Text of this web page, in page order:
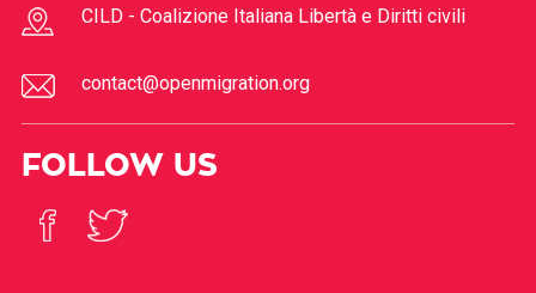
CILD - Coalizione Italiana Libertà e Diritti civili
contact@openmigration.org
FOLLOW US